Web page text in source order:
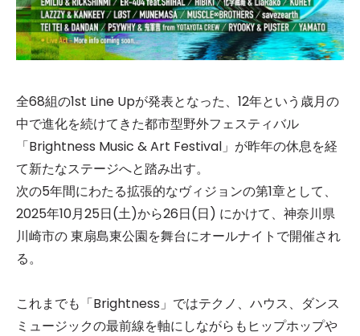
全68組の1st Line Upが発表となった、12年という歳月の
中で進化を続けてきた都市型野外フェスティバル
「Brightness Music & Art Festival」が昨年の休息を経
て新たなステージへと踏み出す。
次の5年間にわたる拡張的なヴィジョンの第1章として、
2025年10月25日(土)から26日(日) にかけて、神奈川県
川崎市の 東扇島東公園を舞台にオールナイトで開催され
る。
これまでも「Brightness」ではテクノ、ハウス、ダンス
ミュージックの最前線を軸にしながらもヒップホップや